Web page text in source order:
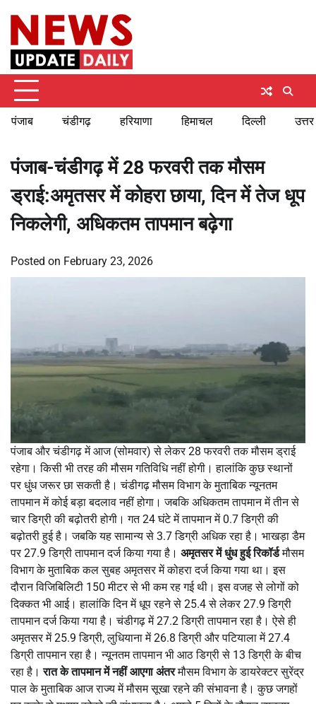
content
पंजाब चंडीगढ़ हरियाणा हिमाचल दिल्ली
पंजाब-चंडीगढ़ में 28 फरवरी तक मौसम
ड्राई:अमृतसर में कोहरा छाया, दिन में तेज धूप
निकलेगी, अधिकतम तापमान बढ़ेगा
Posted on February 23, 2026
पंजाब और चंडीगढ़ में आज (सोमवार) से लेकर 28 फरवरी तक मौसम ड्राई
रहेगा। किसी भी तरह की मौसम गतिविधि नहीं होगी। हालांकि कुछ स्थानों
पर धुंध जरूर छा सकती है। चंडीगढ़ मौसम विभाग के मुताबिक न्यूनतम
तापमान में कोई बड़ा बदलाव नहीं होगा। जबकि अधिकतम तापमान में तीन से
चार डिग्री की बढ़ोतरी होगी। गत 24 घंटे में तापमान में 0.7 डिग्री की
बढ़ोतरी हुई है। जबकि यह सामान्य से 3.7 डिग्री अधिक रहा है। भाखड़ा डैम
पर 27.9 डिग्री तापमान दर्ज किया गया है। अमृतसर में धुंध हुई रिकॉर्डमौसम
विभाग के मुताबिक कल सुबह अमृतसर में कोहरा दर्ज किया गया था। इस
दौरान विजिबिलिटी 150 मीटर से भी कम रह गई थी। इस वजह से लोगों को
दिक्कत भी आई। हालांकि दिन में धूप रहने से 25.4 से लेकर 27.9 डिग्री
तापमान दर्ज किया गया है। चंडीगढ़ में 27.2 डिग्री तापमान रहा है। ऐसे ही
अमृतसर में 25.9 डिग्री, लुधियाना में 26.8 डिग्री और पटियाला में 27.4
डिग्री तापमान रहा है। न्यूनतम तापमान भी आठ डिग्री से 13 डिग्री के बीच
रहा है।रात के तापमान में नहीं आएगा अंतरमौसम विभाग के डायरेक्टर सुरेंद्र
पाल के मुताबिक आज राज्य में मौसम सूखा रहने की संभावना है। कुछ जगहों